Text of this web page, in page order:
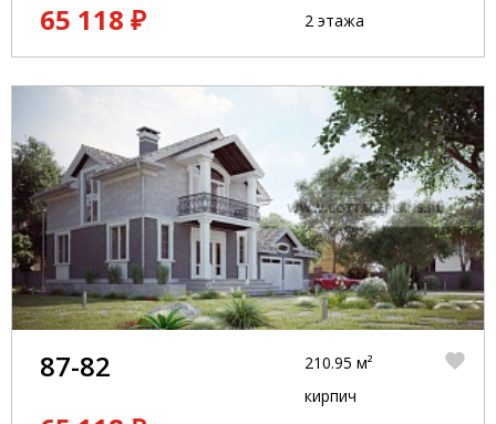
65 118 ₽
2 этажа
87-82
210.95 м²
кирпич